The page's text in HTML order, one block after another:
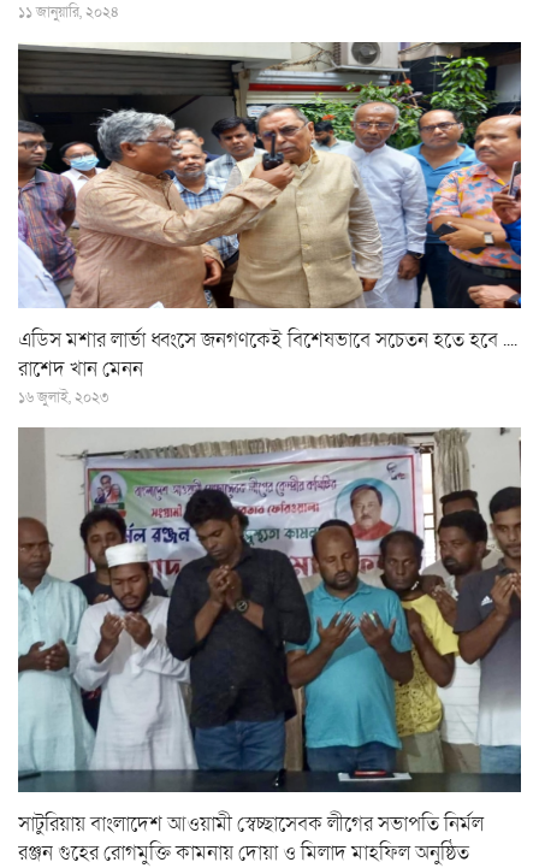
১১ জানুয়ারি, ২০২৪
এডিস মশার লার্ভা ধ্বংসে জনগণকেই বিশেষভাবে সচেতন হতে হবে ....
রাশেদ খান মেনন
১৬ জুলাই, ২০২৩
সাটুরিয়ায় বাংলাদেশ আওয়ামী স্বেচ্ছাসেবক লীগের সভাপতি নির্মল
রঞ্জন গুহের রোগমুক্তি কামনায় দোয়া ও মিলাদ মাহফিল অনুষ্ঠিত